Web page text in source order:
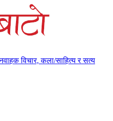
विचार, कला/साहित्य र सत्य